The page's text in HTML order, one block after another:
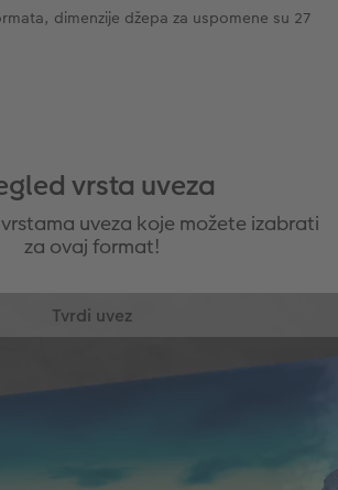
dimenzije džepa za uspomene su 27
vrsta uveza
uveza koje možete izabrati
za ovaj format!